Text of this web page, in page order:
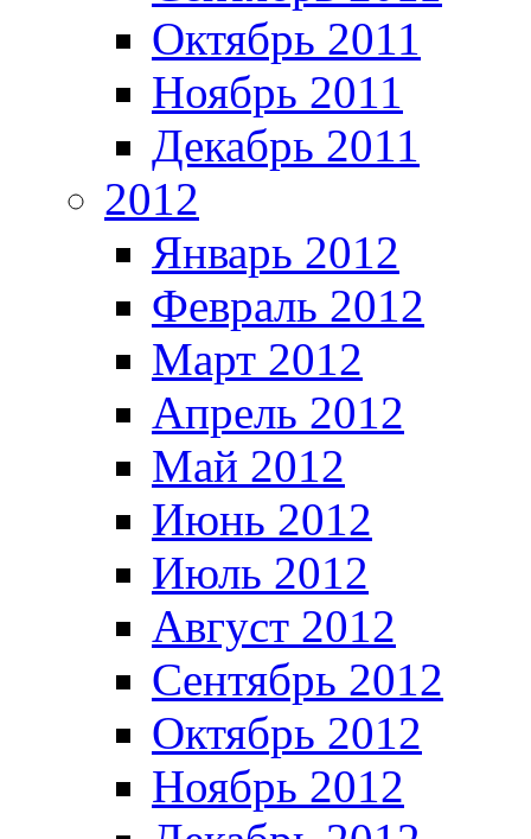
Октябрь 2011
Ноябрь 2011
Декабрь 2011
2012
Январь 2012
Февраль 2012
Март 2012
Апрель 2012
Май 2012
Июнь 2012
Июль 2012
Август 2012
Сентябрь 2012
Октябрь 2012
Ноябрь 2012